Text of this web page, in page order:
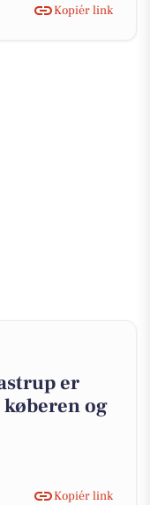
Kopiér link
er
og
Kopiér link